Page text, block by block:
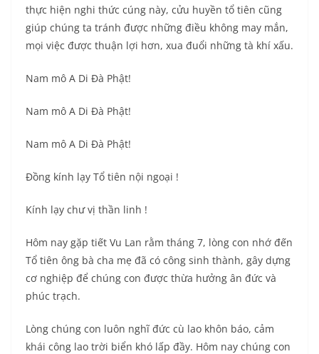
thực hiện nghi thức cúng này, cửu huyền tổ tiên cũng
giúp chúng ta tránh được những điều không may mắn,
mọi việc được thuận lợi hơn, xua đuổi những tà khí xấu.
Nam mô A Di Đà Phật!
Nam mô A Di Đà Phật!
Nam mô A Di Đà Phật!
Đồng kính lạy Tổ tiên nội ngoại !
Kính lạy chư vị thần linh !
Hôm nay gặp tiết Vu Lan rằm tháng 7, lòng con nhớ đến
Tổ tiên ông bà cha mẹ đã có công sinh thành, gây dựng
cơ nghiệp để chúng con được thừa hưởng ân đức và
phúc trạch.
Lòng chúng con luôn nghĩ đức cù lao khôn báo, cảm
khái công lao trời biển khó lấp đầy. Hôm nay chúng con